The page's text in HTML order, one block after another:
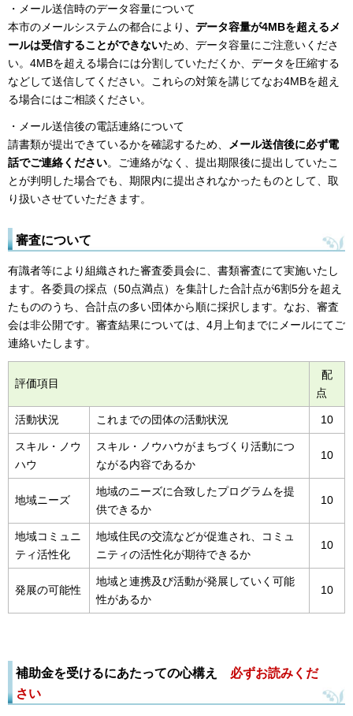
・メール送信時のデータ容量について
本市のメールシステムの都合により 、データ容量が4MBを超えるメ
ールは受信することができないため、データ容量にご注意いくださ
い。4MBを超える場合には分割していただくか、データを圧縮する
などして送信してください。これらの対策を講じてなお4MBを超え
る場合にはご相談ください。
・メール送信後の電話連絡について
請書類が提出できているかを確認するため、
メール送信後に必ず電
話でご連絡ください。ご連絡がなく、提出期限後に提出していたこ
とが判明した場合でも、期限内に提出されなかったものとして、取
り扱いさせていただきます。
審査について
有識者等により組織された審査委員会に、書類審査にて実施いたし
ます。各委員の採点（50点満点）を集計した合計点が6割5分を超え
たもののうち、合計点の多い団体から順に採択します。なお、審査
会は非公開です。審査結果については、4月上旬までにメールにてご
連絡いたします。
評価項目
配
点
活動状況 これまでの団体の活動状況 10
スキル・ノウ
ハウ
スキル・ノウハウがまちづくり活動につ
ながる内容であるか
10
地域ニーズ
地域のニーズに合致したプログラムを提
供できるか
10
地域コミュニ
ティ活性化
地域住民の交流などが促進され、コミュ
ニティの活性化が期待できるか
10
発展の可能性
地域と連携及び活動が発展していく可能
性があるか
10
補助金を受けるにあたっての心構え
必ずお読みくだ
さい